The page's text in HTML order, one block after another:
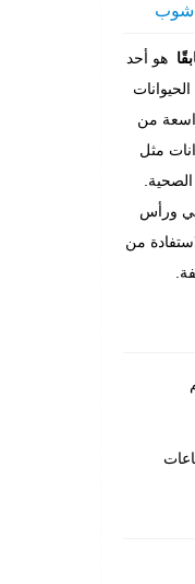
هو أحد
من
مثل
ورأس
من